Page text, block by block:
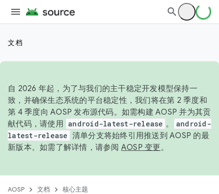
文档
自 2026 年起，为了与我们的主干稳定开发模型保持一
致，并确保生态系统的平台稳定性，我们将在第 2 季度和
第 4 季度向 AOSP 发布源代码。如需构建 AOSP 并为其贡
献代码，请使用 android-latest-release 。
android-
latest-release 清单分支将始终引用推送到 AOSP 的最
新版本。如需了解详情，请参阅 AOSP 变更。
AOSP 文档 核心主题